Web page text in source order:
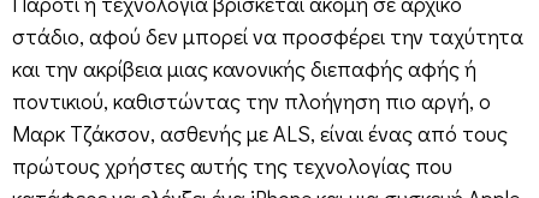
στάδιο, αφού δεν μπορεί να προσφέρει την ταχύτητα
και την ακρίβεια μιας κανονικής διεπαφής αφής ή
ποντικιού, καθιστώντας την πλοήγηση πιο αργή, ο
Μαρκ Τζάκσον, ασθενής με ALS, είναι ένας από τους
πρώτους χρήστες αυτής της τεχνολογίας που